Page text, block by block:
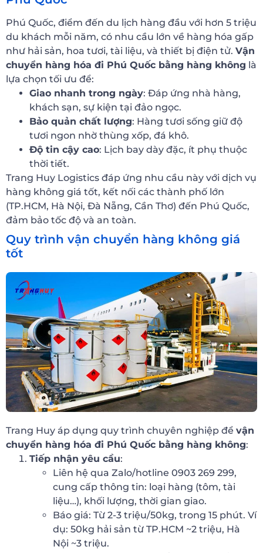
Phú Quốc, điểm đến du lịch hàng đầu với hơn 5 triệu
du khách mỗi năm, có nhu cầu lớn về hàng hóa gấp
như hải sản, hoa tươi, tài liệu, và thiết bị điện tử. Vận
chuyển hàng hóa đi Phú Quốc bằng hàng không là
lựa chọn tối ưu để:
Giao nhanh trong ngày: Đáp ứng nhà hàng,
khách sạn, sự kiện tại đảo ngọc.
Bảo quản chất lượng: Hàng tươi sống giữ độ
tươi ngon nhờ thùng xốp, đá khô.
Độ tin cậy cao: Lịch bay dày đặc, ít phụ thuộc
thời tiết.
Trang Huy Logistics đáp ứng nhu cầu này với dịch vụ
hàng không giá tốt, kết nối các thành phố lớn
(TP.HCM, Hà Nội, Đà Nẵng, Cần Thơ) đến Phú Quốc,
đảm bảo tốc độ và an toàn.
Quy trình vận chuyển hàng không giá
tốt
Trang Huy áp dụng quy trình chuyên nghiệp để vận
chuyển hàng hóa đi Phú Quốc bằng hàng không:
Tiếp nhận yêu cầu:
Liên hệ qua Zalo/hotline 0903 269 299,
cung cấp thông tin: loại hàng (tôm, tài
liệu…), khối lượng, thời gian giao.
Báo giá: Từ 2-3 triệu/50kg, trong 15 phút. Ví
dụ: 50kg hải sản từ TP.HCM ~2 triệu, Hà
Nội ~3 triệu.